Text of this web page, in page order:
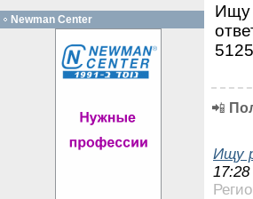
Ищу
5125
📲
Ищу
17:28
Newman Center